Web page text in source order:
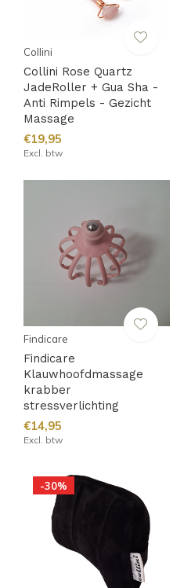
Collini
Collini Rose Quartz
JadeRoller + Gua Sha -
Anti Rimpels - Gezicht
Massage
€19,95
Excl. btw
Findicare
Findicare
Klauwhoofdmassage
krabber
stressverlichting
€14,95
Excl. btw
-30%